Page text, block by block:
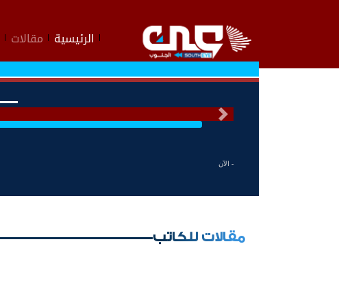
الرئيسية مقالات
السابق
- الآن
مقالات للكاتب